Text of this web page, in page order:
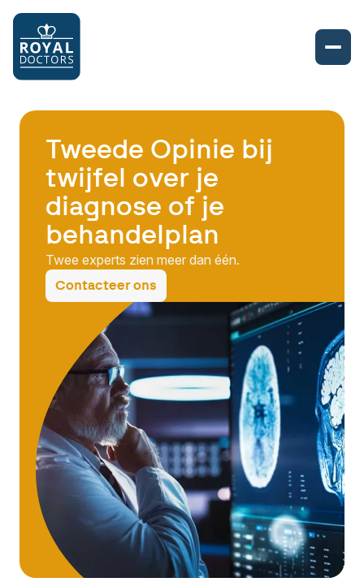
Tweede Opinie bij
twijfel over je
diagnose of je
behandelplan
Twee experts zien meer dan één.
Contacteer ons